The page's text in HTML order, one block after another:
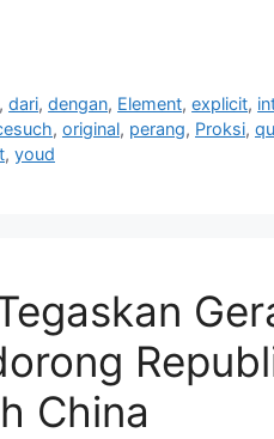
,dari,dengan, Element,explicit,
, original, perang, Proksi,
, youd
China